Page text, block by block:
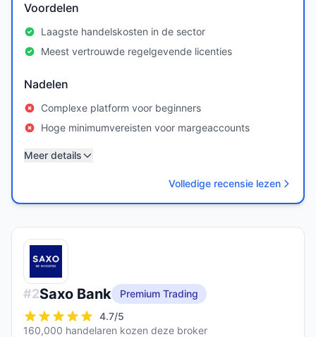
Voordelen
Laagste handelskosten in de sector
Meest vertrouwde regelgevende licenties
Nadelen
Complexe platform voor beginners
Hoge minimumvereisten voor margeaccounts
Meer details
Volledige recensie lezen
#2Saxo Bank
Premium Trading
4.7/5
160,000 handelaren kozen deze broker